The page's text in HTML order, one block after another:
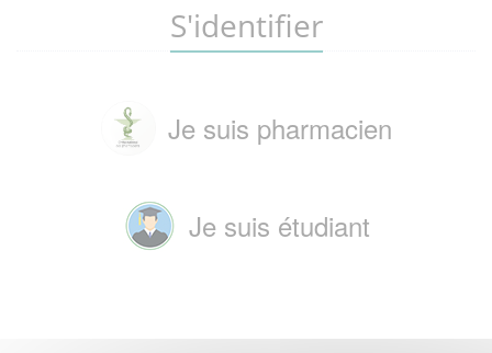
S'identifier
Je suis pharmacien
Je suis étudiant